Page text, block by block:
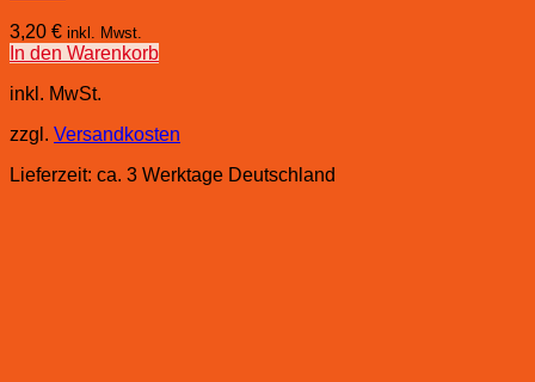
3,20 € inkl. Mwst.
In den Warenkorb
inkl. MwSt.
zzgl. Versandkosten
Lieferzeit: ca. 3 Werktage Deutschland